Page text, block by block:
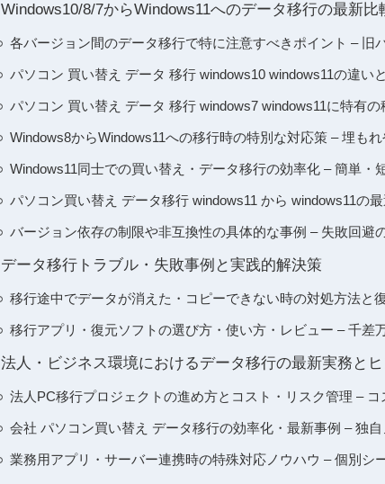
Windows10/8/7からWindows11へのデータ移行の最新比
各バージョン間のデータ移行で特に注意すべきポイント – 旧
パソコン 買い替え データ 移行 windows10 windows11の違い
パソコン 買い替え データ 移行 windows7 windows11に特有
Windows8からWindows11への移行時の特別な対応策 – 埋も
Windows11同士での買い替え・データ移行の効率化 – 簡単・
パソコン買い替え データ移行 windows11 から windows11の
バージョン依存の制限や非互換性の具体的な事例 – 失敗回避
データ移行トラブル・失敗事例と実践的解決策
移行途中でデータが消えた・コピーできない時の対処方法と
移行アプリ・復元ソフトの選び方・使い方・レビュー – 千差
法人・ビジネス環境におけるデータ移行の最新実務とヒ
法人PC移行プロジェクトの進め方とコスト・リスク管理 –
会社 パソコン買い替え データ移行の効率化・最新事例 – 独
業務用アプリ・サーバー連携時の特殊対応ノウハウ – 個別シ